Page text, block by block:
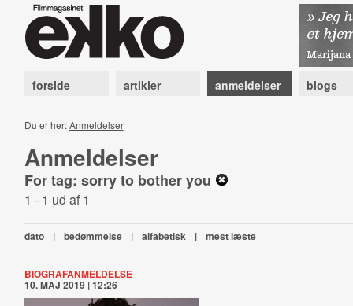
forside artikler anmeldelser blogs
Du er her:Anmeldelser
Anmeldelser
For tag: sorry to bother you
1 - 1 ud af 1
dato | bedømmelse | alfabetisk | mest læste
BIOGRAFANMELDELSE
10. MAJ 2019 | 12:26